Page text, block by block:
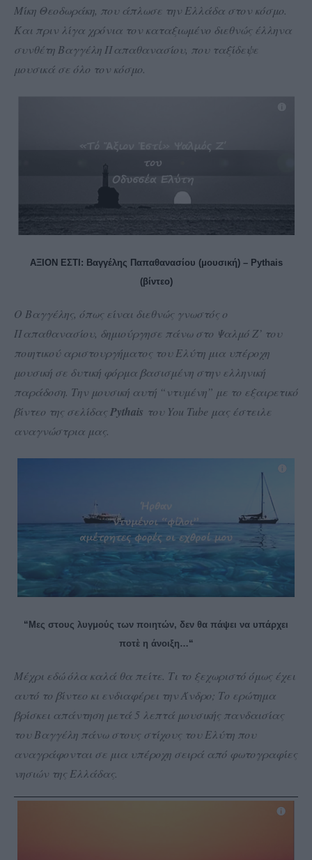
Μίκη Θεοδωράκη, που άπλωσε την Ελλάδα στον κόσμο.
Και πριν λίγα χρόνια τον καταξιωμένο διεθνώς έλληνα
συνθέτη Βαγγέλη Παπαθανασίου, που ταξίδεψε
μουσικά σε όλο τον κόσμο.
ΑΞΙΟΝ ΕΣΤΙ: Βαγγέλης Παπαθανασίου (μουσική) – Pythais
(βίντεο)
Ο Βαγγέλης, όπως είναι διεθνώς γνωστός ο
Παπαθανασίου, δημιούργησε πάνω στο Ψαλμό Ζ’ του
ποιητικού αριστουργήματος του Ελύτη μια υπέροχη
μουσική σε δυτική φόρμα βασισμένη στην ελληνική
παράδοση. Την μουσική αυτή “ντυμένη” με το εξαιρετικό
βίντεο της σελίδαςPythais του You Tube μας έστειλε
αναγνώστρια μας.
“ Μες στους λυγμούς των ποιητών, δεν θα πάψει να υπάρχει
ποτὲ η άνοιξη…“
Μέχρι εδώ όλα καλά θα πείτε. Τι το ξεχωριστό όμως έχει
αυτό το βίντεο κι ενδιαφέρει την Άνδρο; Το ερώτημα
βρίσκει απάντηση μετά 5 λεπτά μουσικής πανδαισίας
του Βαγγέλη πάνω στους στίχους του Ελύτη που
αναγράφονται σε μια υπέροχη σειρά από φωτογραφίες
νησιών της Ελλάδας.